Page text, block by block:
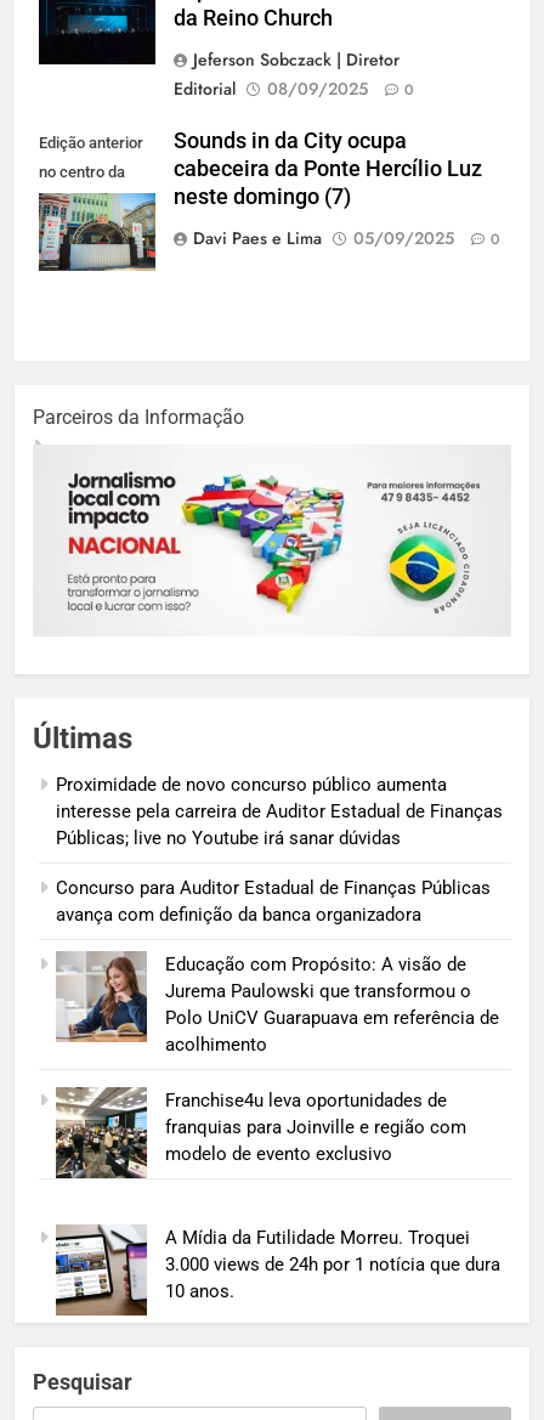
da Reino Church
Jeferson Sobczack | Diretor
Editorial
08/09/2025 0
Edição anterior
no centro da
cidade (Foto:
Lara Decker)
Sounds in da City ocupa
cabeceira da Ponte Hercílio Luz
neste domingo (7)
Davi Paes e Lima
05/09/2025 0
Parceiros da Informação
Últimas
Proximidade de novo concurso público aumenta
interesse pela carreira de Auditor Estadual de Finanças
Públicas; live no Youtube irá sanar dúvidas
Concurso para Auditor Estadual de Finanças Públicas
avança com definição da banca organizadora
Educação com Propósito: A visão de
Jurema Paulowski que transformou o
Polo UniCV Guarapuava em referência de
acolhimento
Franchise4u leva oportunidades de
franquias para Joinville e região com
modelo de evento exclusivo
A Mídia da Futilidade Morreu. Troquei
3.000 views de 24h por 1 notícia que dura
10 anos.
Pesquisar